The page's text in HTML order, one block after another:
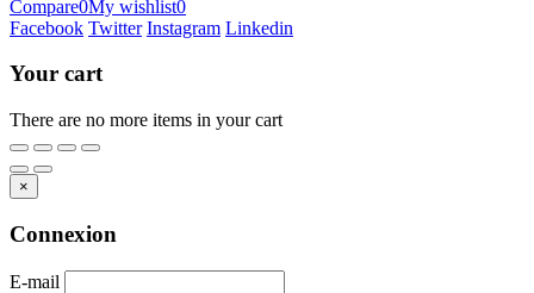
Compare0My wishlist0
Facebook Twitter Instagram Linkedin
Your cart
There are no more items in your cart
×
Connexion
E-mail